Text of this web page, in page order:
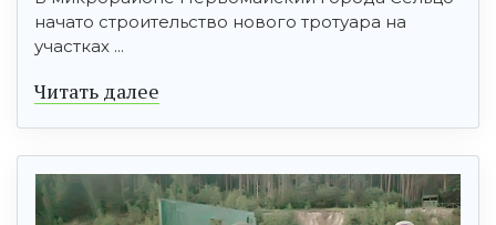
начато строительство нового тротуара на
участках ...
Читать далее